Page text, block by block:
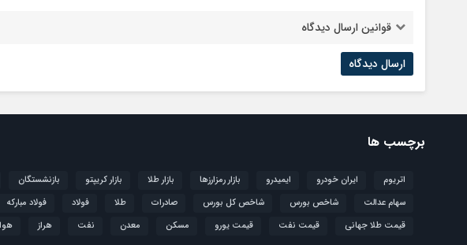
قوانین ارسال دیدگاه
برچسب ها
اتریوم ایران خودرو ایمیدرو بازار رمزارزها بازار طلا بازار کریپتو بازنشستگان
سهام عدالت
شاخص بورس شاخص کل بورس صادرات طلا فولاد فولاد مبارکه
قیمت طلا جهانی
قیمت نفت قیمت یورو مسکن معدن نفت هراز